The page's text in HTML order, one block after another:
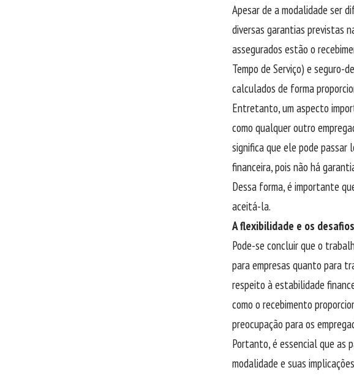
Apesar de a modalidade ser
diversas garantias previstas
assegurados estão o
Tempo de Serviço) e seguro-
calculados de forma
Entretanto, um aspecto
como qualquer outro
significa que ele pode passar
financeira, pois não há
Dessa forma, é importante
aceitá-la.
A flexibilidade e os
Pode-se concluir que o
para empresas quanto para
respeito à estabilidade
como o recebimento
preocupação para os
Portanto, é essencial que as
modalidade e suas